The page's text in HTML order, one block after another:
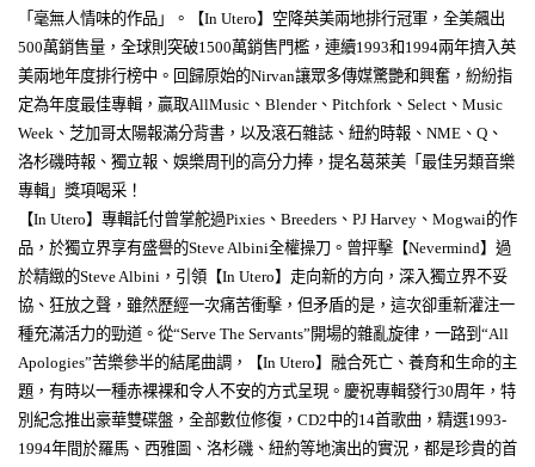
「毫無人情味的作品」。【In Utero】空降英美兩地排行冠軍，全美飆出
500萬銷售量，全球則突破1500萬銷售門檻，連續1993和 1994兩年擠入英
美兩地年度排行榜中。回歸原始的Nirvan讓眾多傳媒驚艷和興奮，紛紛指
定為年度最佳專輯，贏取AllMusic 、 Blender、 Pitchfork 、 Select 、 Music
Week 、芝加哥太陽報滿分背書，以及滾石雜誌、紐約時報、 NME 、 Q 、
洛杉磯時報、獨立報、娛樂周刊的高分力捧，提名葛萊美「最佳另類音樂
專輯」獎項喝采！
【In Utero】專輯託付曾掌舵過Pixies 、 Breeders 、 PJ Harvey 、 Mogwai的作
品，於獨立界享有盛譽的Steve Albini全權操刀。曾抨擊【Nevermind】過
於精緻的Steve Albini ，引領【In Utero】走向新的方向，深入獨立界不妥
協、狂放之聲，雖然歷經一次痛苦衝擊，但矛盾的是，這次卻重新灌注一
種充滿活力的勁道。從“Serve The Servants”開場的雜亂旋律，一路到“All
Apologies”苦樂參半的結尾曲調，【In Utero】融合死亡、養育和生命的主
題，有時以一種赤裸裸和令人不安的方式呈現。慶祝專輯發行30周年，特
別紀念推出豪華雙碟盤，全部數位修復， CD2中的14首歌曲，精選1993-
1994年間於羅馬、西雅圖、洛杉磯、紐約等地演出的實況，都是珍貴的首